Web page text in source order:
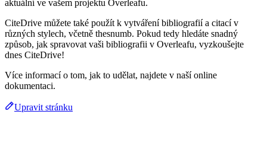
aktuální ve vašem projektu Overleafu.
CiteDrive můžete také použít k vytváření bibliografií a citací v
různých stylech, včetně thesnumb. Pokud tedy hledáte snadný
způsob, jak spravovat vaši bibliografii v Overleafu, vyzkoušejte
dnes CiteDrive!
Více informací o tom, jak to udělat, najdete v naší online
dokumentaci.
Upravit stránku